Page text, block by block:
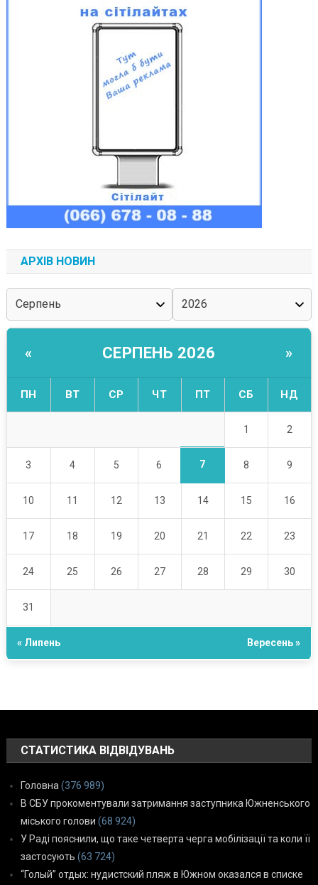
АРХІВ НОВИН
« СЕРПЕНЬ 2026 »
ПН ВТ СР ЧТ ПТ СБ НД
1 2
3 4 5 6 7 8 9
10 11 12 13 14 15 16
17 18 19 20 21 22 23
24 25 26 27 28 29 30
31
« Липень Вересень »
СТАТИСТИКА ВІДВІДУВАНЬ
Головна (376 989)
В СБУ прокоментували затримання заступника Южненського
міського голови (68 924)
У Раді пояснили, що таке четверта черга мобілізації та коли її
застосують (63 724)
“Голый” отдых: нудистский пляж в Южном оказался в списке